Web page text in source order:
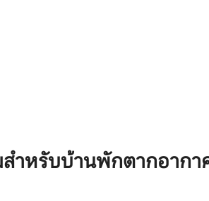
หรับบ้านพักตากอากาศ